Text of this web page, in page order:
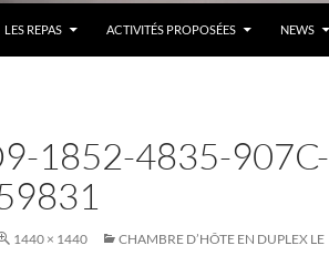
LES REPAS ACTIVITÉS PROPOSÉES NEWS
1852-4835-907C-
1440 × 1440
CHAMBRE D’HÔTE EN DUPLEX LE